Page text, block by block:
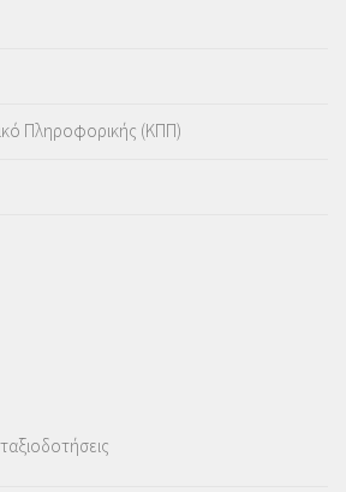
Πληροφορικής (ΚΠΠ)